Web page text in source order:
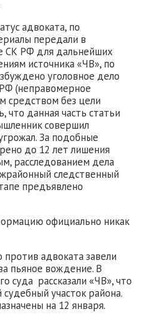
адвоката, по
передали в
СК РФ для дальнейших
источника «ЧВ», по
уголовное дело
(неправомерное
средством без цели
что данная часть статьи
совершил
За подобные
до 12 лет лишения
расследованием дела
следственный
предъявлено
официально никак
против адвоката завели
пьяное вождение. В
суда рассказали «ЧВ», что
участок района.
на 12 января.